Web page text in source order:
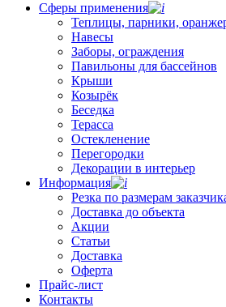
Сферы применения
Теплицы, парники,
Навесы
Заборы, ограждения
Павильоны для бассейнов
Крыши
Козырёк
Беседка
Терасса
Остекленение
Перегородки
Декорации в интерьер
Информация
Резка по размерам
Доставка до объекта
Акции
Статьи
Доставка
Оферта
Прайс-лист
Контакты